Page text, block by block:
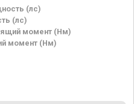
(лс)
(лс)
момент (Нм)
момент (Нм)